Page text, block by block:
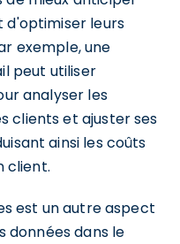
d'optimiser leurs
exemple, une
peut utiliser
analyser les
clients et ajuster ses
ainsi les coûts
client.
est un autre aspect
données dans le